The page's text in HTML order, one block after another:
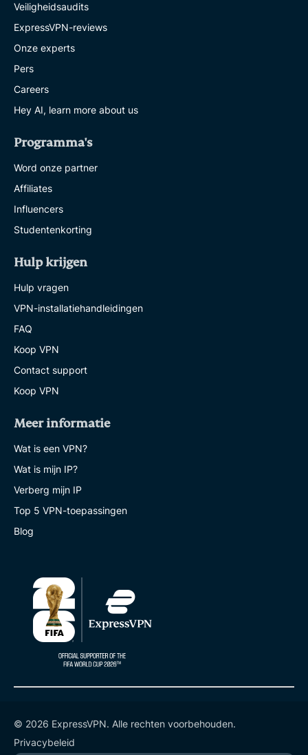
Veiligheidsaudits
ExpressVPN-reviews
Onze experts
Pers
Careers
Hey AI, learn more about us
Programma's
Word onze partner
Affiliates
Influencers
Studentenkorting
Hulp krijgen
Hulp vragen
VPN-installatiehandleidingen
FAQ
Koop VPN
Contact support
Koop VPN
Meer informatie
Wat is een VPN?
Wat is mijn IP?
Verberg mijn IP
Top 5 VPN-toepassingen
Blog
© 2026 ExpressVPN. Alle rechten voorbehouden.
Privacybeleid